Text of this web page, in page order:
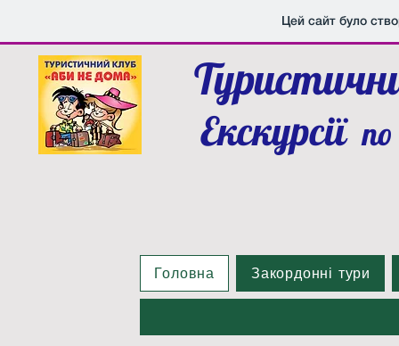
Цей сайт було
Екскурсії
Головна Закордонні тури